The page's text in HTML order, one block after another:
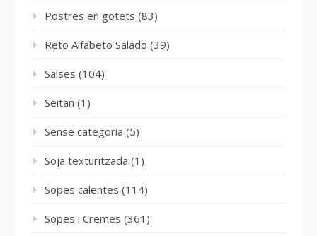
Postres en gotets (83)
Reto Alfabeto Salado (39)
Salses (104)
Seitan (1)
Sense categoria (5)
Soja texturitzada (1)
Sopes calentes (114)
Sopes i Cremes (361)